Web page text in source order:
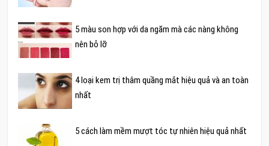
5 màu son hợp với da ngăm mà các nàng không
nên bỏ lỡ
4 loại kem trị thâm quầng mắt hiệu quả và an toàn
nhất
5 cách làm mềm mượt tóc tự nhiên hiệu quả nhất